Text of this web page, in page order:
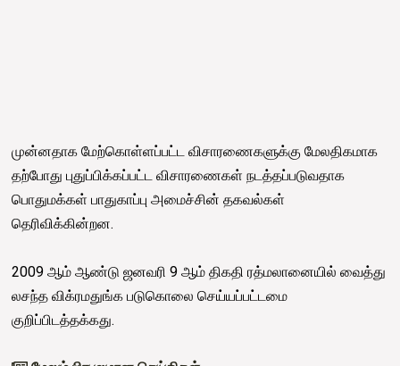
முன்னதாக மேற்கொள்ளப்பட்ட விசாரணைகளுக்கு மேலதிகமாக
தற்போது புதுப்பிக்கப்பட்ட விசாரணைகள் நடத்தப்படுவதாக
பொதுமக்கள் பாதுகாப்பு அமைச்சின் தகவல்கள்
தெரிவிக்கின்றன.
2009 ஆம் ஆண்டு ஜனவரி 9 ஆம் திகதி ரத்மலானையில் வைத்து
லசந்த விக்ரமதுங்க படுகொலை செய்யப்பட்டமை
குறிப்பிடத்தக்கது.